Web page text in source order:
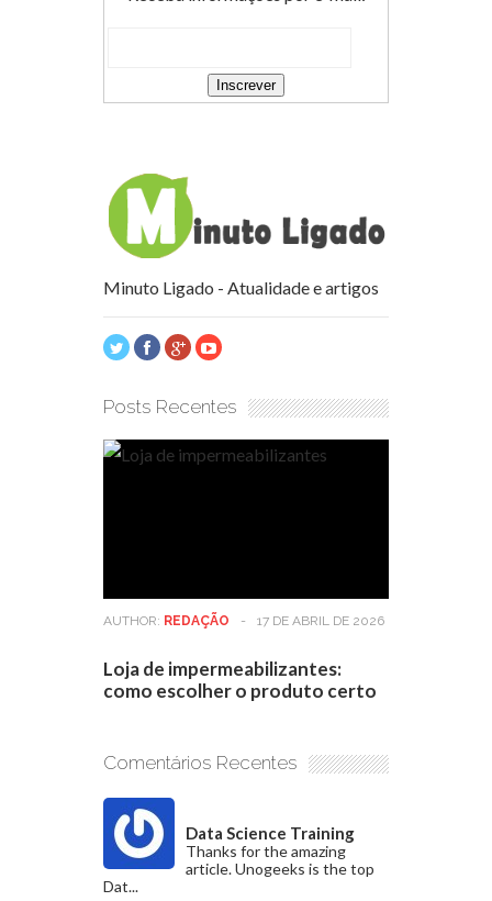
Minuto Ligado - Atualidade e artigos
Posts Recentes
AUTHOR: REDAÇÃO - 17 DE ABRIL DE 2026
Loja de impermeabilizantes:
como escolher o produto certo
Comentários Recentes
Data Science Training
Thanks for the amazing
article. Unogeeks is the top
Dat...